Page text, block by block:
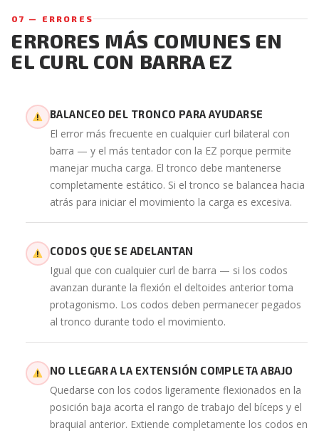
07 — ERRORES
ERRORES MÁS COMUNES EN
EL CURL CON BARRA EZ
BALANCEO DEL TRONCO PARA AYUDARSE
El error más frecuente en cualquier curl bilateral con
barra — y el más tentador con la EZ porque permite
manejar mucha carga. El tronco debe mantenerse
completamente estático. Si el tronco se balancea hacia
atrás para iniciar el movimiento la carga es excesiva.
CODOS QUE SE ADELANTAN
Igual que con cualquier curl de barra — si los codos
avanzan durante la flexión el deltoides anterior toma
protagonismo. Los codos deben permanecer pegados
al tronco durante todo el movimiento.
NO LLEGAR A LA EXTENSIÓN COMPLETA ABAJO
Quedarse con los codos ligeramente flexionados en la
posición baja acorta el rango de trabajo del bíceps y el
braquial anterior. Extiende completamente los codos en